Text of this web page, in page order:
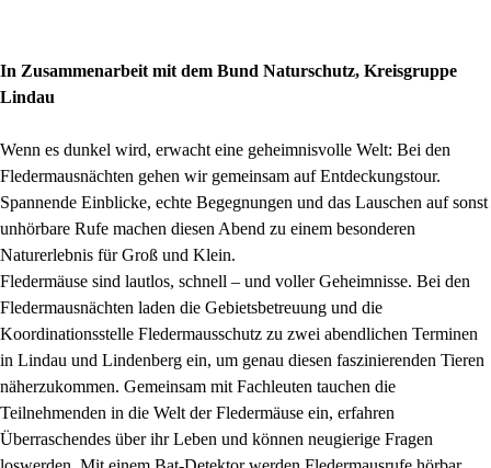
In Zusammenarbeit mit dem Bund Naturschutz, Kreisgruppe
Lindau
Wenn es dunkel wird, erwacht eine geheimnisvolle Welt: Bei den
Fledermausnächten gehen wir gemeinsam auf Entdeckungstour.
Spannende Einblicke, echte Begegnungen und das Lauschen auf sonst
unhörbare Rufe machen diesen Abend zu einem besonderen
Naturerlebnis für Groß und Klein.
Fledermäuse sind lautlos, schnell – und voller Geheimnisse. Bei den
Fledermausnächten laden die Gebietsbetreuung und die
Koordinationsstelle Fledermausschutz zu zwei abendlichen Terminen
in Lindau und Lindenberg ein, um genau diesen faszinierenden Tieren
näherzukommen. Gemeinsam mit Fachleuten tauchen die
Teilnehmenden in die Welt der Fledermäuse ein, erfahren
Überraschendes über ihr Leben und können neugierige Fragen